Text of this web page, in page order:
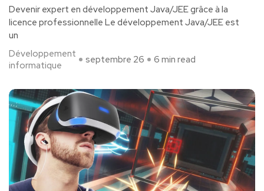
Devenir expert‌ en développement Java/JEE grâce à⁣ la
licence professionnelle Le développement Java/JEE est
un
Développement
informatique
septembre 26 6 min read